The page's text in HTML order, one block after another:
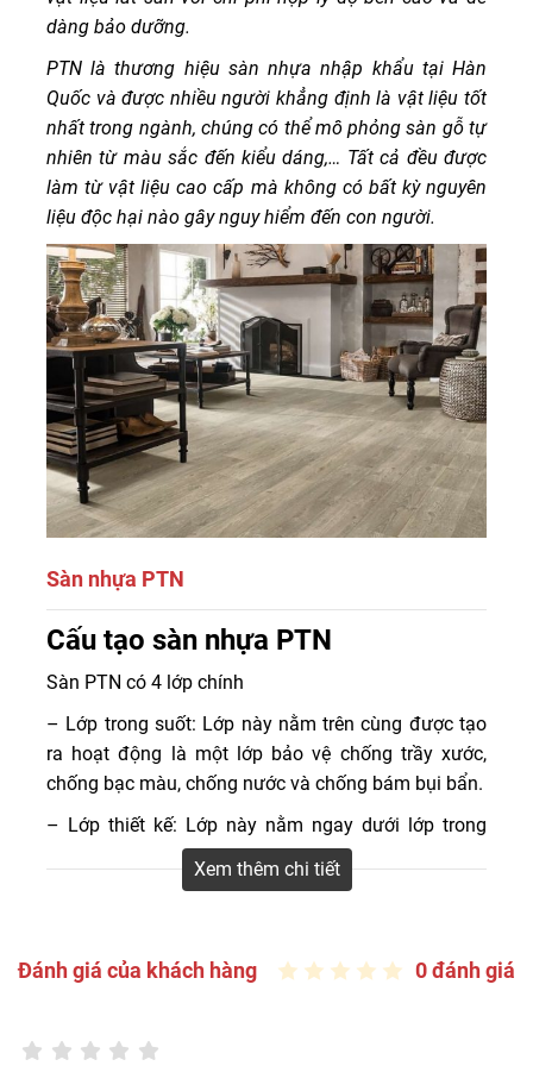
dàng bảo dưỡng.
PTN là thương hiệu sàn nhựa nhập khẩu tại Hàn
Quốc và được nhiều người khẳng định là vật liệu tốt
nhất trong ngành, chúng có thể mô phỏng sàn gỗ tự
nhiên từ màu sắc đến kiểu dáng,… Tất cả đều được
làm từ vật liệu cao cấp mà không có bất kỳ nguyên
liệu độc hại nào gây nguy hiểm đến con người.
Sàn nhựa PTN
Có quá nhiều thương hiệu sàn nhựa cao cấp, để lựa
chọn ra được thương hiệu phù hợp cho ngôi nhà của
bạn, bạn cần xem xét đến độ bền, chất lượng, chi phí của
nó.
Cấu tạo sàn nhựa PTN
Sàn PTN có 4 lớp chính
– Lớp trong suốt: Lớp này nằm trên cùng được tạo
ra hoạt động là một lớp bảo vệ chống trầy xước,
chống bạc màu, chống nước và chống bám bụi bẩn.
– Lớp thiết kế: Lớp này nằm ngay dưới lớp trong
suốt. Lớp này được in 3D công nghệ cao, với nhiều
vân gỗ và màu sắc đa dạng
đá và nhựa nguyên sinh PVC mang lại cho sàn khả
năng chống móp méo, độ bền cao, ổn định và
– Lớp đế: Có tác dụng tạo sự ổn định bằng cách
Xem thêm chi tiết
Đánh giá của khách hàng 0 đánh giá